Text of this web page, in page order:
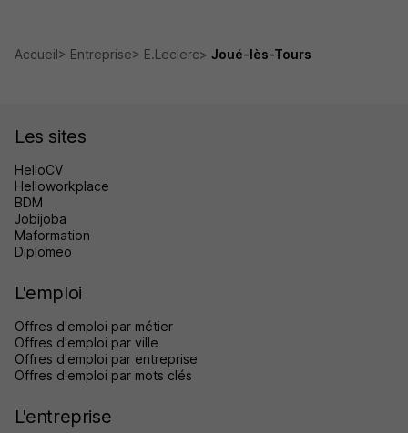
Accueil Entreprise E.Leclerc Joué-lès-Tours
Les sites
HelloCV
Helloworkplace
BDM
Jobijoba
Maformation
Diplomeo
L'emploi
Offres d'emploi par métier
Offres d'emploi par ville
Offres d'emploi par entreprise
Offres d'emploi par mots clés
L'entreprise